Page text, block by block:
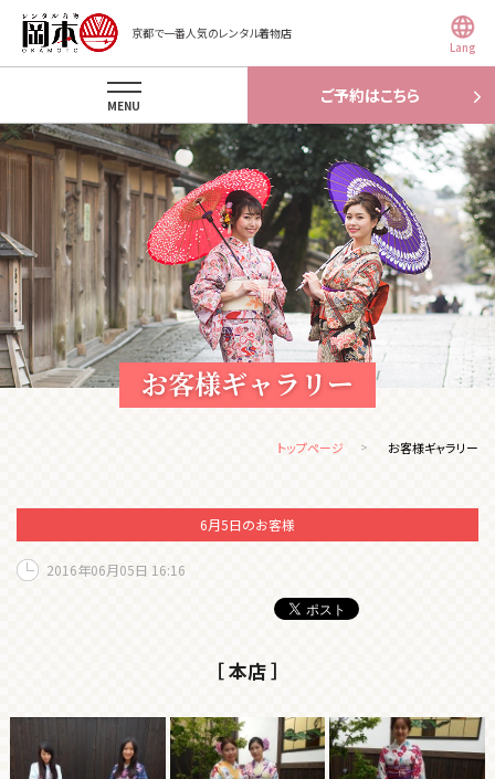
京都で一番人気のレンタル着物店
Lang
ご予約はこちら
MENU
お客様ギャラリー
トップページ お客様ギャラリー
6月5日のお客様
2016年06月05日 16:16
［ 本店 ］